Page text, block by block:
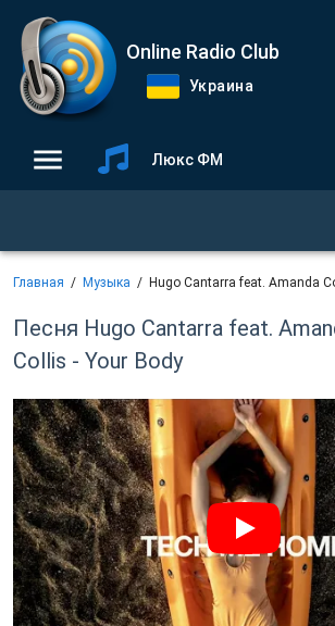
Online Radio Club
Украина
Люкс ФМ
Главная Музыка Hugo Cantarra feat. Amanda
Песня Hugo Cantarra feat.
Collis - Your Body